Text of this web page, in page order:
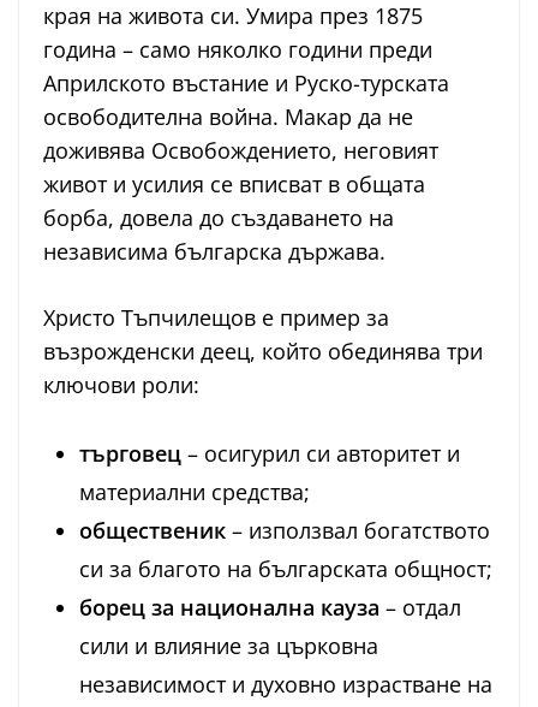
края на живота си. Умира през 1875
година – само няколко години преди
Априлското въстание и Руско-турската
освободителна война. Макар да не
доживява Освобождението, неговият
живот и усилия се вписват в общата
борба, довела до създаването на
независима българска държава.
Христо Тъпчилещов е пример за
възрожденски деец, който обединява три
ключови роли:
търговец – осигурил си авторитет и
материални средства;
общественик – използвал богатството
си за благото на българската общност;
борец за национална кауза – отдал
сили и влияние за църковна
независимост и духовно израстване на